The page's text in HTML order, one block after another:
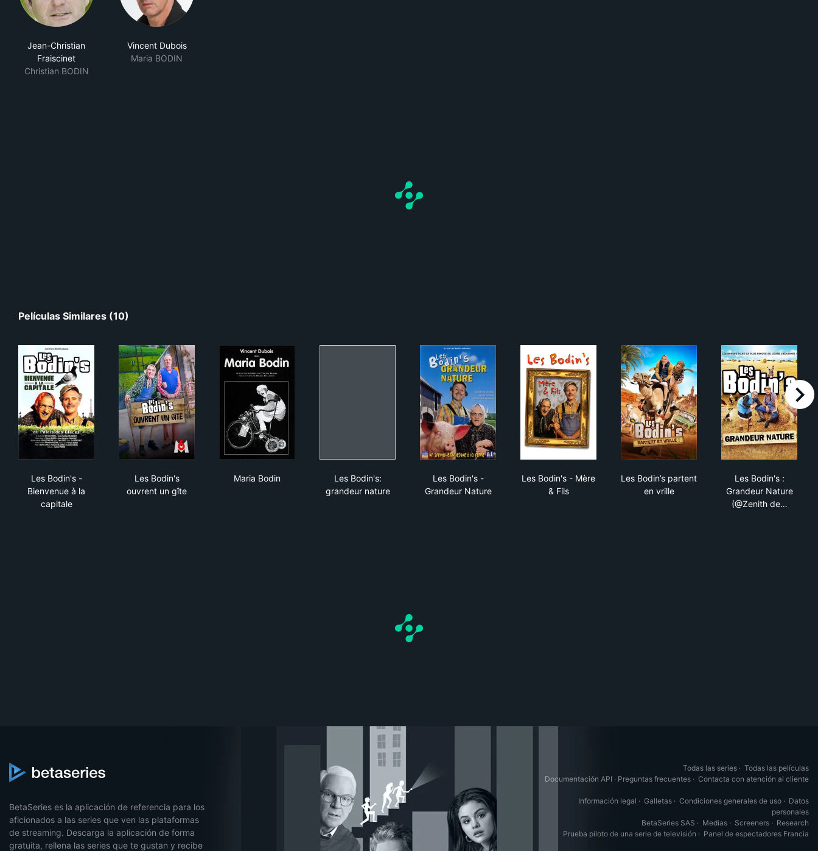
Jean-Christian
Fraiscinet
Christian BODIN
Vincent Dubois
Maria BODIN
Películas Similares (10)
Les Bodin's -
Bienvenue à la
capitale
Les Bodin's
ouvrent un gîte
Maria Bodin
Les Bodin's:
grandeur nature
Les Bodin's -
Grandeur Nature
Les Bodin's - Mère
& Fils
Les Bodin’s partent
en vrille
Les Bodin's :
Grandeur Nature
(@Zenith de…
right
BetaSeries es la aplicación de referencia para los
aficionados a las series que ven las plataformas
de streaming. Descarga la aplicación de forma
gratuita, rellena las series que te gustan y recibe
Todas las series · Todas las películas
Documentación API · Preguntas frecuentes · Contacta con atención al cliente
Información legal · Galletas · Condiciones generales de uso · Datos
personales
BetaSeries SAS · Medias · Screeners · Research
Prueba piloto de una serie de televisión · Panel de espectadores Francia